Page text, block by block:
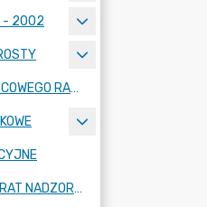
- 2002
AKTY PRAWA MIEJSCOWEGO RADY POWIATU ZGORZELECKIEGO
POWIATOWY INSPEKTORAT NADZORU BUDOWLANEGO